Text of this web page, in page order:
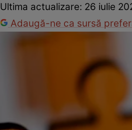
Ultima actualizare: 26 iulie
Adaugă-ne ca sursă